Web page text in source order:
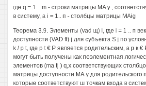
где q = 1 .. m - строки матрицы MA у ,
в систему, a i = 1.. п - столбцы матрицы MAig
Теорема 3.9. Элементы (vad щ) i, где i = 1 .. п
доступности (VAD ft) j для субъекта S j по
k / р t, где р t € Р является родительским, а р к
могут быть получены как поэлементная
элементов (ma tj ) q,x соответствующих
матрицы доступности МА у для родительского
которые соответствуют ш точкам входа в